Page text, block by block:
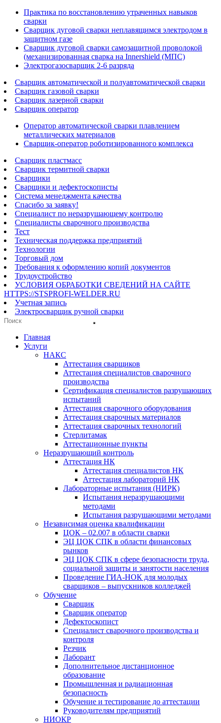
Практика по восстановлению утраченных навыков
сварки
Сварщик дуговой сварки неплавящимся электродом в
защитном газе
Сварщик дуговой сварки самозащитной проволокой
(механизированная сварка на Innershield (МПС)
Электрогазосварщик 2-6 разряда
Сварщик автоматической и полуавтоматической сварки
Сварщик газовой сварки
Сварщик лазерной сварки
Сварщик оператор
Оператор автоматической сварки плавлением
металлических материалов
Сварщик-оператор роботизированного комплекса
Сварщик пластмасс
Сварщик термитной сварки
Сварщики
Сварщики и дефектоскописты
Система менеджмента качества
Спасибо за заявку!
Специалист по неразрушающему контролю
Специалисты сварочного производства
Тест
Техническая поддержка предприятий
Технологии
Торговый дом
Требования к оформлению копий документов
Трудоустройство
УСЛОВИЯ ОБРАБОТКИ СВЕДЕНИЙ НА САЙТЕ
HTTPS://STSPROFI-WELDER.RU
Учетная запись
Электросварщик ручной сварки
Главная
Услуги
НАКС
Аттестация сварщиков
Аттестация специалистов сварочного
производства
Сертификация специалистов разрушающих
испытаний
Аттестация сварочного оборудования
Аттестация сварочных материалов
Аттестация сварочных технологий
Стерлитамак
Аттестационные пункты
Неразрушающий контроль
Аттестация НК
Аттестация специалистов НК
Аттестация лабораторий НК
Лабораторные испытания (НИРК)
Испытания неразрушающими
методами
Испытания разрушающими методами
Независимая оценка квалификации
ЦОК – 02.007 в области сварки
ЭЦ ЦОК СПК в области финансовых
рынков
ЭЦ ЦОК СПК в сфере безопасности труда,
социальной защиты и занятости населения
Проведение ГИА-НОК для молодых
сварщиков – выпускников колледжей
Обучение
Сварщик
Сварщик оператор
Дефектоскопист
Специалист сварочного производства и
контроля
Резчик
Лаборант
Дополнительное дистанционное
образование
Промышленная и радиационная
безопасность
Обучение и тестирование до аттестации
Руководителям предприятий
НИОКР